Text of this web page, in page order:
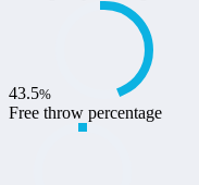
43.5%
Free throw percentage